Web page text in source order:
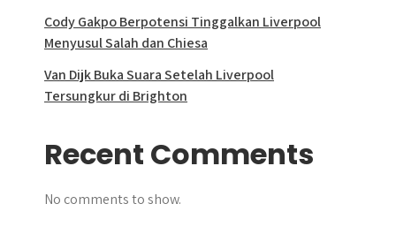
Cody Gakpo Berpotensi Tinggalkan Liverpool
Menyusul Salah dan Chiesa
Van Dijk Buka Suara Setelah Liverpool
Tersungkur di Brighton
Recent Comments
No comments to show.